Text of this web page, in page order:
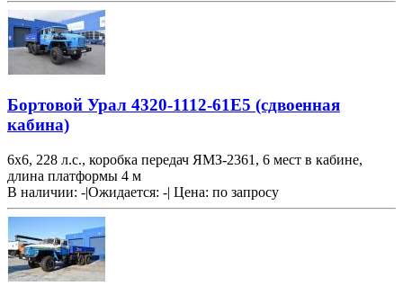
Бортовой Урал 4320-1112-61Е5 (сдвоенная
кабина)
6х6, 228 л.с., коробка передач ЯМЗ-2361, 6 мест в кабине,
длина платформы 4 м
В наличии: -|Ожидается: -| Цена: по запросу